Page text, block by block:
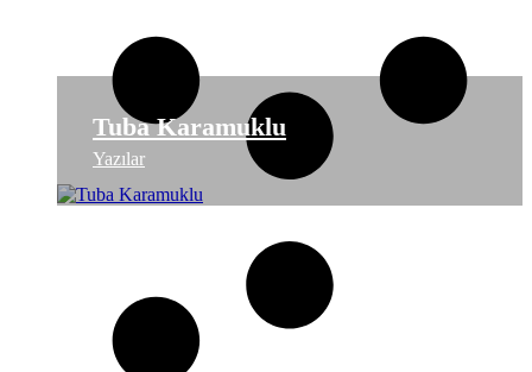
Tuba Karamuklu
Yazılar